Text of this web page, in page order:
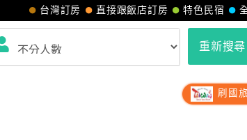
特色民宿
直接跟飯店訂房
台灣訂房
重新搜尋
刷國